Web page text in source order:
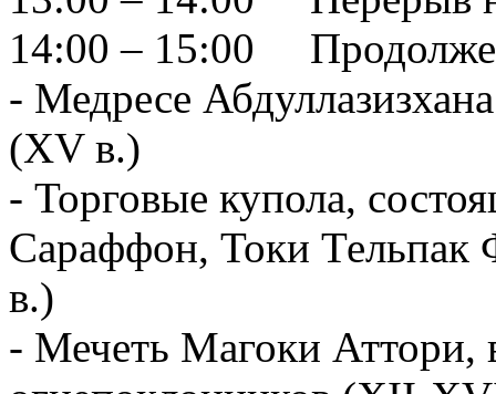
14:00 – 15:00
- Медресе
(XV в.)
- Торговые купола,
Сараффон, Токи
в.)
- Мечеть Магоки Аттори,